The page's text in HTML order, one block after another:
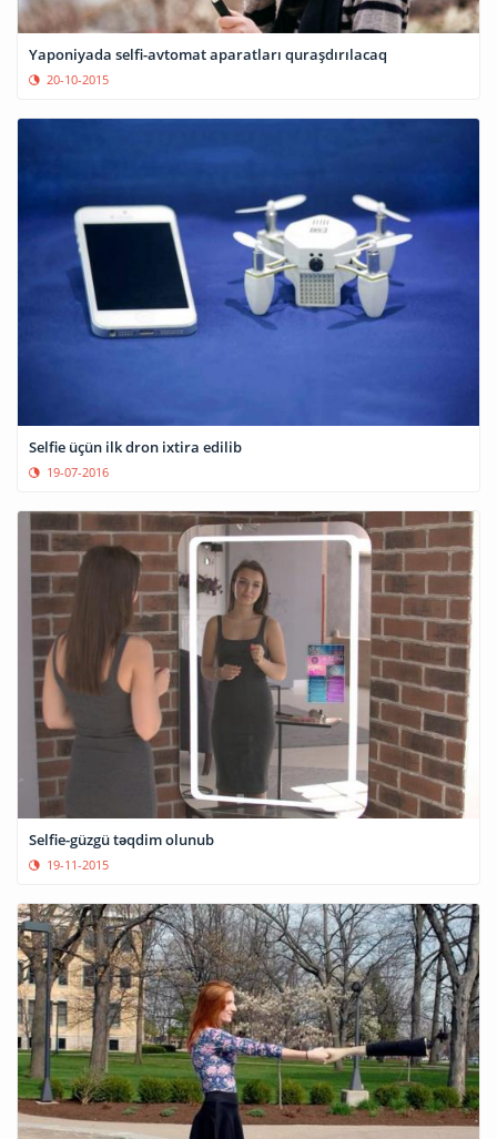
Yaponiyada selfi-avtomat aparatları quraşdırılacaq
20-10-2015
Selfie üçün ilk dron ixtira edilib
19-07-2016
Selfie-güzgü təqdim olunub
19-11-2015